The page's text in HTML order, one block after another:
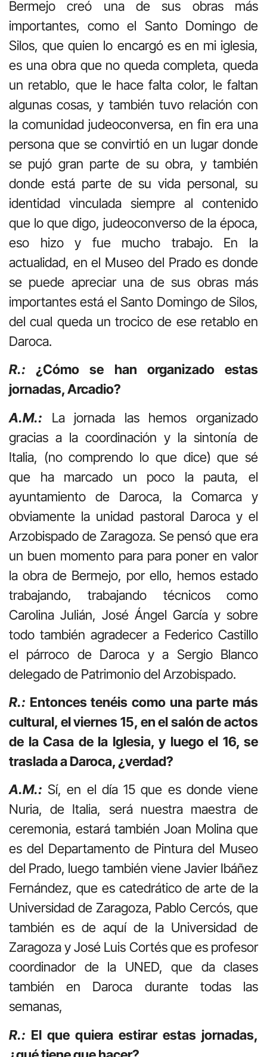
Bermejo creó una de sus obras más
importantes, como el Santo Domingo de
Silos, que quien lo encargó es en mi iglesia,
es una obra que no queda completa, queda
un retablo, que le hace falta color, le faltan
algunas cosas, y también tuvo relación con
la comunidad judeoconversa, en fin era una
persona que se convirtió en un lugar donde
se pujó gran parte de su obra, y también
donde está parte de su vida personal, su
identidad vinculada siempre al contenido
que lo que digo, judeoconverso de la época,
eso hizo y fue mucho trabajo. En la
actualidad, en el Museo del Prado es donde
se puede apreciar una de sus obras más
importantes está el Santo Domingo de Silos,
del cual queda un trocico de ese retablo en
Daroca.
R.:¿Cómo se han organizado estas
jornadas, Arcadio?
A.M.: La jornada las hemos organizado
gracias a la coordinación y la sintonía de
Italia, (no comprendo lo que dice) que sé
que ha marcado un poco la pauta, el
ayuntamiento de Daroca, la Comarca y
obviamente la unidad pastoral Daroca y el
Arzobispado de Zaragoza. Se pensó que era
un buen momento para para poner en valor
la obra de Bermejo, por ello, hemos estado
trabajando, trabajando técnicos como
Carolina Julián, José Ángel García y sobre
todo también agradecer a Federico Castillo
el párroco de Daroca y a Sergio Blanco
delegado de Patrimonio del Arzobispado.
R.: Entonces tenéis como una parte más
cultural, el viernes 15, en el salón de actos
de la Casa de la Iglesia, y luego el 16, se
traslada a Daroca, ¿verdad?
A.M.: Sí, en el día 15 que es donde viene
Nuria, de Italia, será nuestra maestra de
ceremonia, estará también Joan Molina que
es del Departamento de Pintura del Museo
del Prado, luego también viene Javier Ibáñez
Fernández, que es catedrático de arte de la
Universidad de Zaragoza, Pablo Cercós, que
también es de aquí de la Universidad de
Zaragoza y José Luis Cortés que es profesor
coordinador de la UNED, que da clases
también en Daroca durante todas las
semanas,
R.: El que quiera estirar estas jornadas,